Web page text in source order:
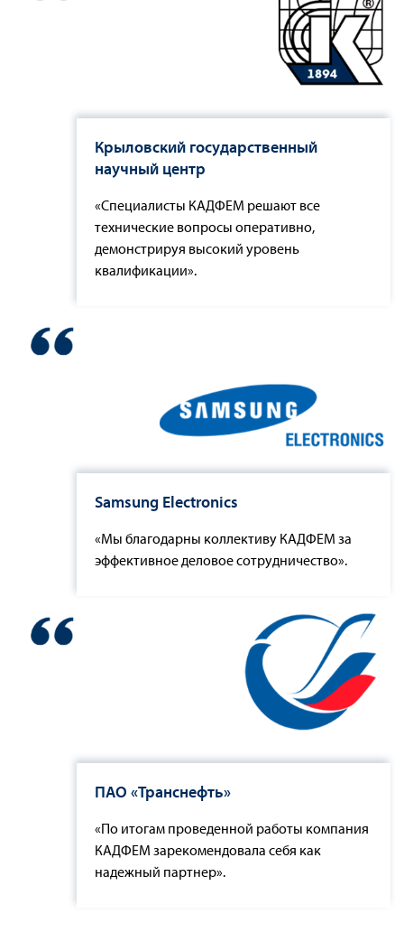
Крыловский государственный
научный центр
«Специалисты КАДФЕМ решают все
технические вопросы оперативно,
демонстрируя высокий уровень
квалификации».
Samsung Electronics
«Мы благодарны коллективу КАДФЕМ за
эффективное деловое сотрудничество».
ПАО «Транснефть»
«По итогам проведенной работы компания
КАДФЕМ зарекомендовала себя как
надежный партнер».